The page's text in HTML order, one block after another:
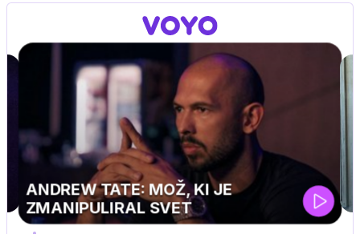
MOJ PRIJATELJ PINGVIN